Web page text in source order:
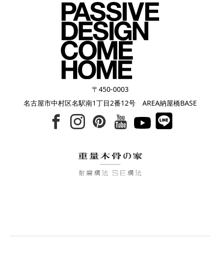
〒450-0003
名古屋市中村区名駅南1丁目2番12号 AREA納屋橋BASE